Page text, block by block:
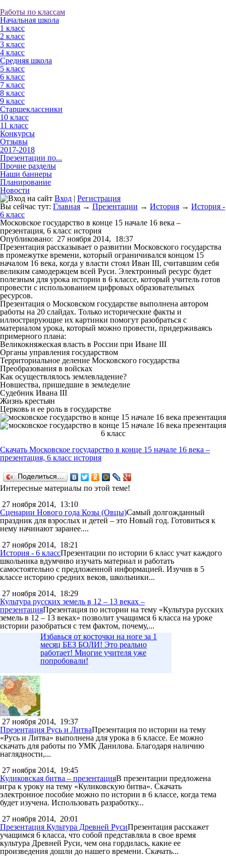
Работы по классам
Начальная школа
1 класс
2 класс
3 класс
4 класс
Средняя школа
5 класс
6 класс
7 класс
8 класс
9 класс
Старшеклассники
10 класс
11 класс
Конкурсы
Отзывы
2017-2018
Презентации по...
Прочие разделы
Наши баннеры
Планирование
Новости
Вход | Регистрация
Вы сейчас тут: Главная → Презентации → История → История -
6 класс
Московское государство в конце 15 начале 16 века –
презентация, 6 класс история
Опубликовано: 27 ноября 2014, 18:37
Презентация рассказывает о развитии Московского государства
в промежутке времени, который ограничивался концом 15
началом 16 века, когда у власти стоял Иван III, считавшим себя
великим самодержцем всей Руси. Электронный ресурс будет
полезным для урока истории в 6 классе, который учитель готов
провести с использованием цифровых образовательных
ресурсов.
Презентация о Московском государстве выполнена автором
работы на 20 слайдах. Только исторические факты и
иллюстрирующие их картинки помогут разобраться с
материалом урока, который можно провести, придерживаясь
примерного плана:
Великокняжеская власть в России при Иване III
Органы управления государством
Территориальное деление Московского государства
Преобразования в войсках
Как осуществлялось землевладение?
Новшества, пришедшие в земледелие
Судебник Ивана III
Жизнь крестьян
Церковь и ее роль в государстве
Скачать Московское государство в конце 15 начале 16 века –
презентация, 6 класс история
Поделиться…
Интересные материалы по этой теме!
27 ноября 2014, 13:10
Сценарии Нового года Козы (Овцы)Самый долгожданный
праздник для взрослых и детей – это Новый год. Готовиться к
нему начинают заранее....
27 ноября 2014, 18:21
История - 6 классПрезентации по истории 6 класс учат каждого
школьника вдумчиво изучать материал и работать
самостоятельно с предложенной информацией. Изучив в 5
классе историю средних веков, школьники...
27 ноября 2014, 18:29
Культура русских земель в 12 – 13 веках –
презентацияПрезентация по истории на тему «Культура русских
земель в 12 – 13 веках» позволит учащимся 6 класса на уроке
истории разобраться с тем фактом, почему,...
Избавься от косточки на ноге за 1
месяц БЕЗ БОЛИ! Это реально
работает! Многие учителя уже
попробовали!
27 ноября 2014, 19:37
Презентация Русь и ЛитваПрезентация по истории на тему
«Русь и Литва» выполнена для урока в 6 классе. Ее можно
скачать для работы по УМК Данилова. Благодаря наличию
наглядности,...
27 ноября 2014, 19:45
Куликовская битва – презентацияВ презентации предложена
игра к уроку на тему «Куликовскую битва». Скачать
электронное пособие можно по истории в 6 классе, когда тема
будет изучена. Использовать разработку...
27 ноября 2014, 20:01
Презентация Культура Древней РусиПрезентация расскажет
учащимся 6 класса, что собой представляла в свое время
культура Древней Руси, чем она гордилась, какие ее
произведения дошли до нашего времени. Скачать...